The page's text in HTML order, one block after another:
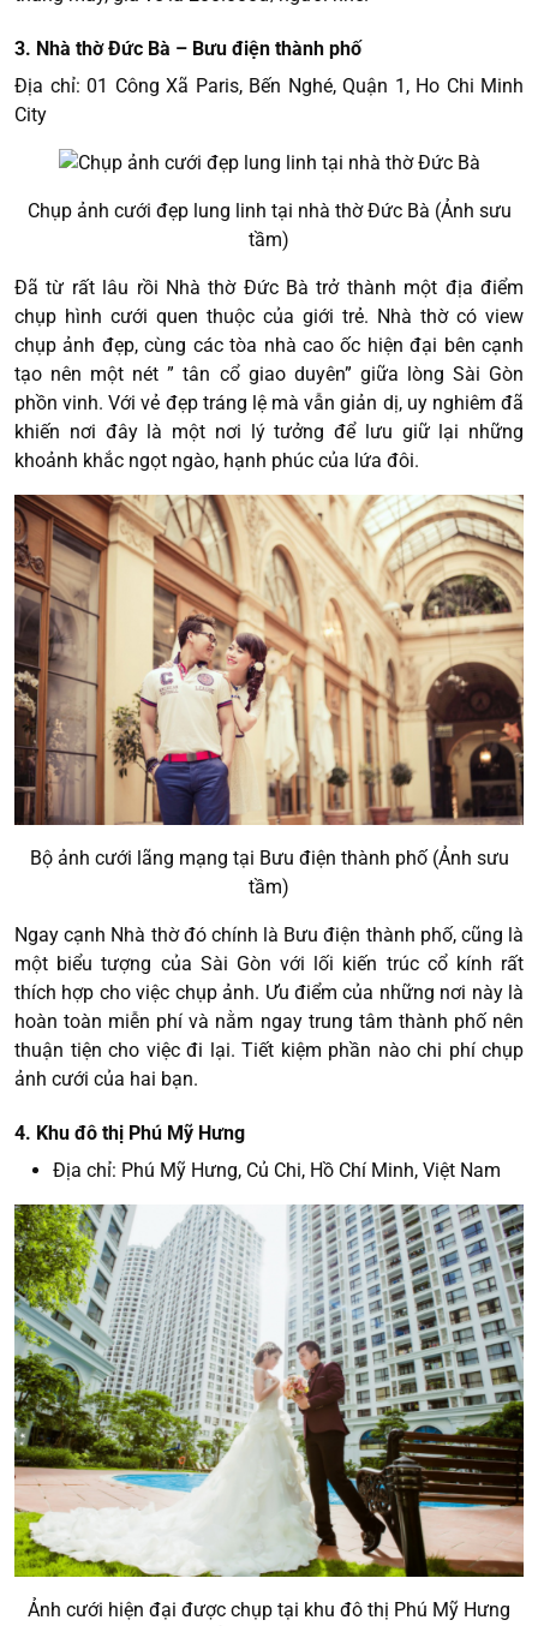
3. Nhà thờ Đức Bà – Bưu điện thành phố
Địa chỉ: 01 Công Xã Paris, Bến Nghé, Quận 1, Ho Chi Minh
City
Chụp ảnh cưới đẹp lung linh tại nhà thờ Đức Bà (Ảnh sưu
tầm)
Đã từ rất lâu rồi Nhà thờ Đức Bà trở thành một địa điểm
chụp hình cưới quen thuộc của giới trẻ. Nhà thờ có view
chụp ảnh đẹp, cùng các tòa nhà cao ốc hiện đại bên cạnh
tạo nên một nét ” tân cổ giao duyên” giữa lòng Sài Gòn
phồn vinh. Với vẻ đẹp tráng lệ mà vẫn giản dị, uy nghiêm đã
khiến nơi đây là một nơi lý tưởng để lưu giữ lại những
khoảnh khắc ngọt ngào, hạnh phúc của lứa đôi.
Bộ ảnh cưới lãng mạng tại Bưu điện thành phố (Ảnh sưu
tầm)
Ngay cạnh Nhà thờ đó chính là Bưu điện thành phố, cũng là
một biểu tượng của Sài Gòn với lối kiến trúc cổ kính rất
thích hợp cho việc chụp ảnh. Ưu điểm của những nơi này là
hoàn toàn miễn phí và nằm ngay trung tâm thành phố nên
thuận tiện cho việc đi lại. Tiết kiệm phần nào chi phí chụp
ảnh cưới của hai bạn.
4. Khu đô thị Phú Mỹ Hưng
Địa chỉ: Phú Mỹ Hưng, Củ Chi, Hồ Chí Minh, Việt Nam
Ảnh cưới hiện đại được chụp tại khu đô thị Phú Mỹ Hưng